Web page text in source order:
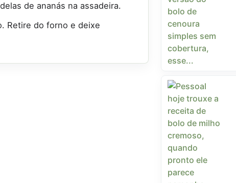
de ananás na assadeira.
Retire do forno e deixe